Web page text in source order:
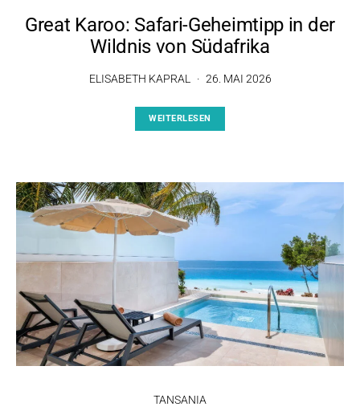
Great Karoo: Safari-Geheimtipp in der
Wildnis von Südafrika
ELISABETH KAPRAL 26. MAI 2026
WEITERLESEN
TANSANIA